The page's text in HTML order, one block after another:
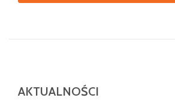
AKTUALNOŚCI